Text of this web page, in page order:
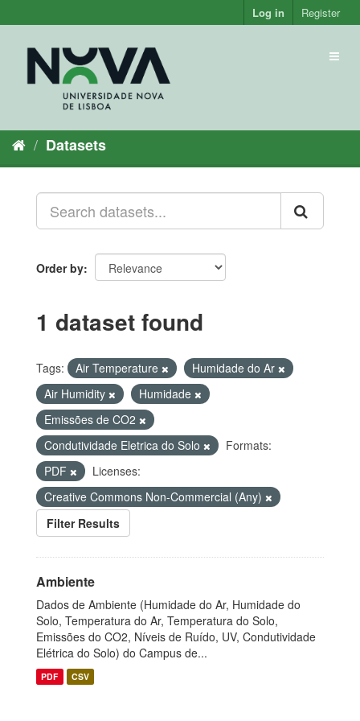
to
Log in Register
Datasets
Order by
1 dataset found
Tags: Air Temperature
Humidade do Ar
Air Humidity
Humidade
Emissões de CO2
Condutividade Eletrica do Solo
Formats:
PDF
Licenses:
Creative Commons Non-Commercial (Any)
Filter Results
Ambiente
Dados de Ambiente (Humidade do Ar, Humidade do
Solo, Temperatura do Ar, Temperatura do Solo,
Emissões do CO2, Níveis de Ruído, UV, Condutividade
Elétrica do Solo) do Campus de...
PDF CSV